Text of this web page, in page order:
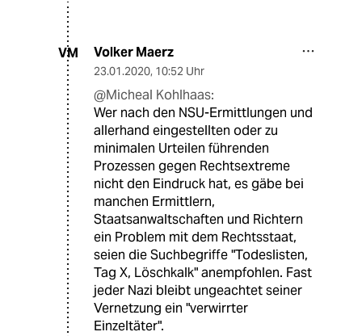
VM Volker Maerz
23.01.2020, 10:52 Uhr
@Micheal Kohlhaas:
Wer nach den NSU-Ermittlungen und
allerhand eingestellten oder zu
minimalen Urteilen führenden
Prozessen gegen Rechtsextreme
nicht den Eindruck hat, es gäbe bei
manchen Ermittlern,
Staatsanwaltschaften und Richtern
ein Problem mit dem Rechtsstaat,
seien die Suchbegriffe "Todeslisten,
Tag X, Löschkalk" anempfohlen. Fast
jeder Nazi bleibt ungeachtet seiner
Vernetzung ein "verwirrter
Einzeltäter".